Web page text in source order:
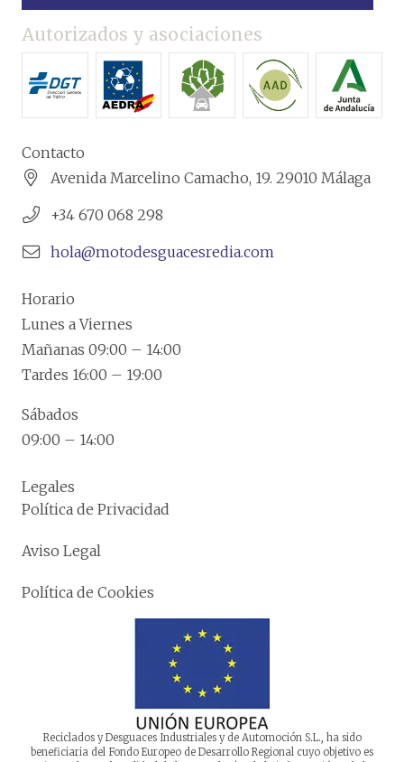
Autorizados y asociaciones
Contacto
Avenida Marcelino Camacho, 19. 29010 Málaga
+34 670 068 298
hola@motodesguacesredia.com
Horario
Lunes a Viernes
Mañanas 09:00 – 14:00
Tardes 16:00 – 19:00
Sábados
09:00 – 14:00
Legales
Política de Privacidad
Aviso Legal
Política de Cookies
Reciclados y Desguaces Industriales y de Automoción S.L., ha sido
beneficiaria del Fondo Europeo de Desarrollo Regional cuyo objetivo es